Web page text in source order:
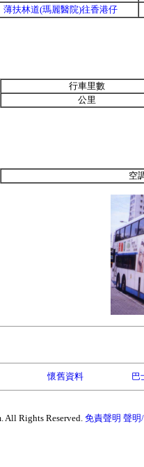
薄扶林道(瑪麗醫院)往香港仔
行車里數
公里
空
懷舊資料 巴
All Rights Reserved. 免責聲明 聲明